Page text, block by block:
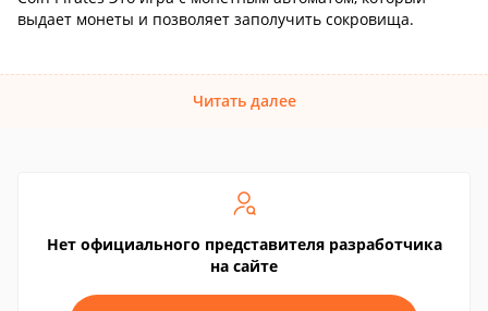
выдает монеты и позволяет заполучить сокровища.
Читать далее
Нет официального представителя разработчика
на сайте